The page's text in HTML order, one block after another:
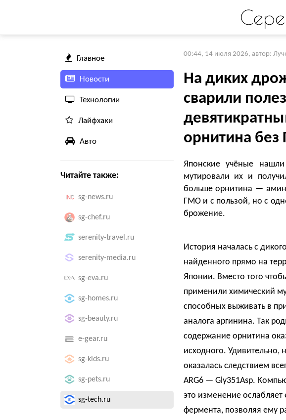
Главное
Новости
Технологии
Лайфхаки
Авто
Читайте также:
sg-news.ru
sg-chef.ru
serenity-travel.ru
serenity-media.ru
sg-eva.ru
sg-homes.ru
sg-beauty.ru
e-gear.ru
sg-kids.ru
sg-pets.ru
sg-tech.ru
00:44, 14 июля 2026, автор:
На диких
сварили
орнитина
Японские учёные
мутировали их и
больше орнитина —
ГМО и с пользой, но с
брожение.
История началась с
найденного прямо на
Японии. Вместо того
применили химический
способных выживать в
аналога аргинина. Так
содержание орнитина
исходного. Удивительно,
оказалась следствием
ARG6 — Gly351Asp.
это изменение
фермента, позволяя ему